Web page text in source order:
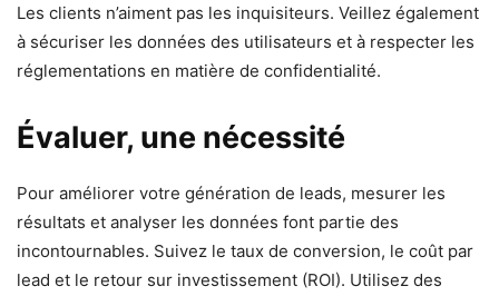
Les clients n’aiment pas les inquisiteurs. Veillez également
à sécuriser les données des utilisateurs et à respecter les
réglementations en matière de confidentialité.
Évaluer, une nécessité
Pour améliorer votre génération de leads, mesurer les
résultats et analyser les données font partie des
incontournables. Suivez le taux de conversion, le coût par
lead et le retour sur investissement (ROI). Utilisez des